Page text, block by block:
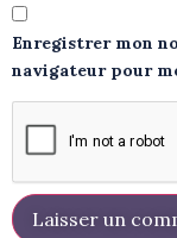
Enregistrer mon
navigateur pour